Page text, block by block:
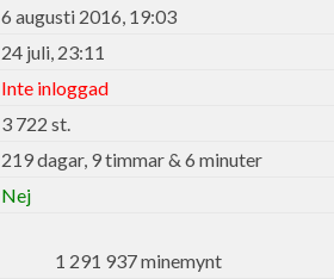
6 augusti 2016, 19:03
24 juli, 23:11
Inte inloggad
3 722 st.
219 dagar, 9 timmar & 6 minuter
Nej
1 291 937 minemynt